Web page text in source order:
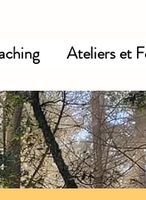
Ateliers et